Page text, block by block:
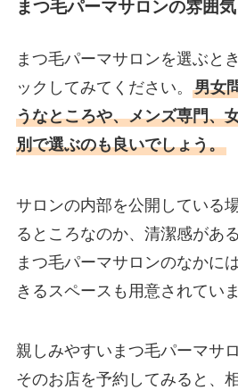
まつ毛パーマサロンの雰囲
まつ毛パーマサロンを選ぶと
ックしてみてください。 男女
うなところや、メンズ専門、
別で選ぶのも良いでしょう。
サロンの内部を公開している
るところなのか、清潔感があ
まつ毛パーマサロンのなかに
きるスペースも用意されていま
親しみやすいまつ毛パーマサ
そのお店を予約してみると、